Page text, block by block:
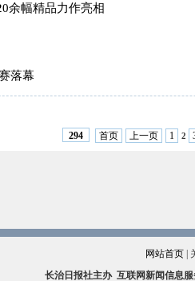
余幅精品力作亮相
落幕
294 首页 上一页 1 2
网站首页
长治日报社主办 互联网新闻信息